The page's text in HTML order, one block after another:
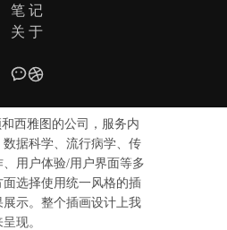
笔 记
关 于
站运营插画设计
西雅图的公司，服务内
据科学、流行病学、传
用户体验/用户界面等多
选择使用统一风格的插
示。整个插画设计上我
现。